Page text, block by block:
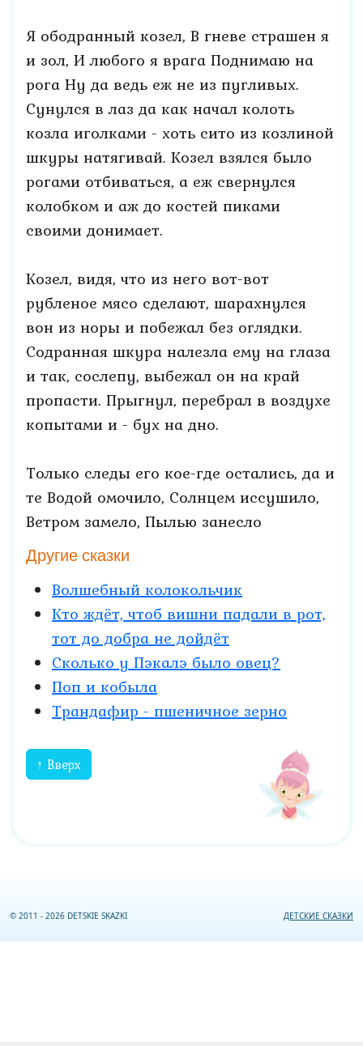
Я ободранный козел, В гневе страшен я
и зол, И любого я врага Поднимаю на
рога Ну да ведь еж не из пугливых.
Сунулся в лаз да как начал колоть
козла иголками - хоть сито из козлиной
шкуры натягивай. Козел взялся было
рогами отбиваться, а еж свернулся
колобком и аж до костей пиками
своими донимает.
Козел, видя, что из него вот-вот
рубленое мясо сделают, шарахнулся
вон из норы и побежал без оглядки.
Содранная шкура налезла ему на глаза
и так, сослепу, выбежал он на край
пропасти. Прыгнул, перебрал в воздухе
копытами и - бух на дно.
Только следы его кое-где остались, да и
те Водой омочило, Солнцем иссушило,
Ветром замело, Пылью занесло
Другие сказки
Волшебный колокольчик
Кто ждёт, чтоб вишни падали в рот,
тот до добра не дойдёт
Сколько у Пэкалэ было овец?
Поп и кобыла
Трандафир - пшеничное зерно
↑ Вверх
© 2011 - 2026 DETSKIE SKAZKI ДЕТСКИЕ СКАЗКИ